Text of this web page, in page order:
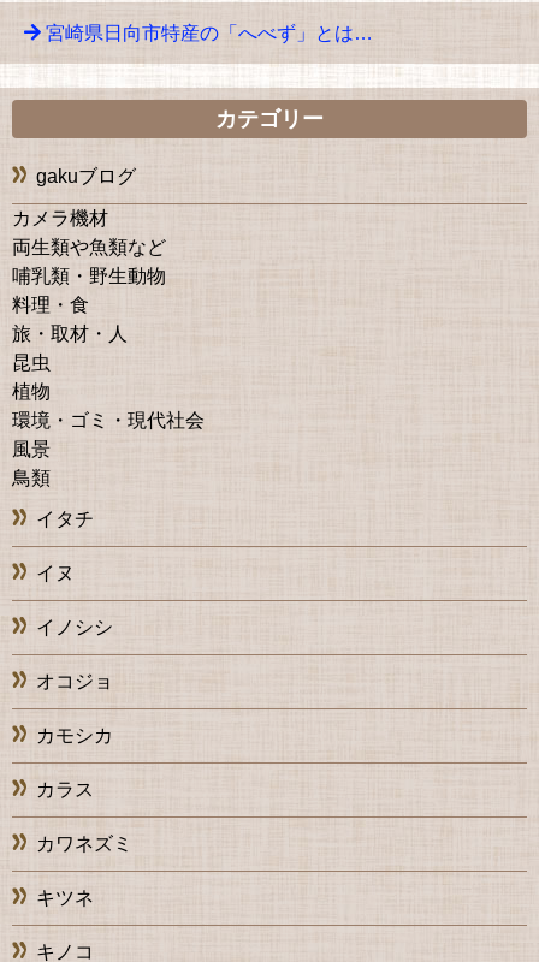
宮崎県日向市特産の「へべず」とは…
カテゴリー
gakuブログ
カメラ機材
両生類や魚類など
哺乳類・野生動物
料理・食
旅・取材・人
昆虫
植物
環境・ゴミ・現代社会
風景
鳥類
イタチ
イヌ
イノシシ
オコジョ
カモシカ
カラス
カワネズミ
キツネ
キノコ